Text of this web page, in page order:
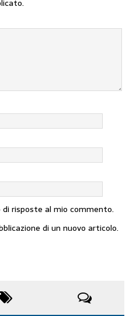
risposte al mio commento.
di un nuovo articolo.